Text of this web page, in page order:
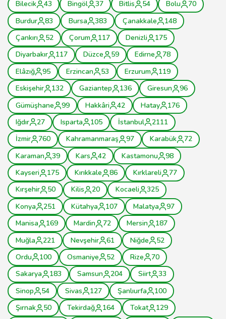
Bilecik 43 Bingöl 37 Bitlis 54 Bolu
70
Burdur
83 Bursa 383 Çanakkale
148
Çankırı
52 Çorum 117 Denizli
175
Diyarbakır
117 Düzce 59 Edirne
78
Elâzığ
95 Erzincan 53 Erzurum
119
Eskişehir
132 Gaziantep 136 Giresun
96
Gümüşhane
99 Hakkâri 42 Hatay
176
Iğdır
27 Isparta 105 İstanbul
2111
İzmir
760 Kahramanmaraş 97 Karabük
72
Karaman
39 Kars 42 Kastamonu
98
Kayseri
175 Kırıkkale 86 Kırklareli
77
Kırşehir
50 Kilis 20 Kocaeli
325
Konya
251 Kütahya 107 Malatya
97
Manisa
169 Mardin 72 Mersin
187
Muğla
221 Nevşehir 61 Niğde
52
Ordu
100 Osmaniye 52 Rize
70
Sakarya
183 Samsun 204 Siirt
33
Sinop
54 Sivas 127 Şanlıurfa
100
Şırnak
50 Tekirdağ 164 Tokat
129